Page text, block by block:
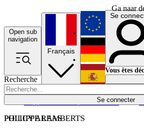
Ga naar
Open sub
navigation
Recherche
Se connecter
POLICY AREAS
Économie
Français
English
Deutsch
Español
Se
Vous êtes
PHILIPPE LAMBERTS